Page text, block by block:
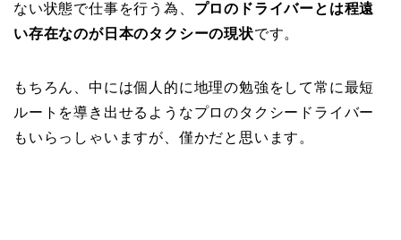
ない状態で仕事を行う為、 プロのドライバーとは程遠
い存在なのが日本のタクシーの現状です。
もちろん、中には個人的に地理の勉強をして常に最短
ルートを導き出せるようなプロのタクシードライバー
もいらっしゃいますが、僅かだと思います。